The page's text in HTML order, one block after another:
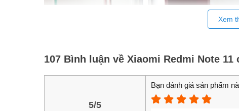
Xem
107 Bình luận về Xiaomi Redmi Note 11
5/5
Bạn đánh giá sản phẩm